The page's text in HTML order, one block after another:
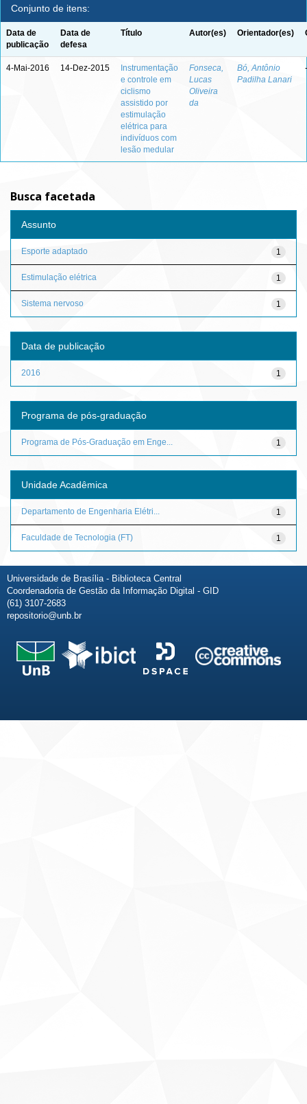
Conjunto de itens:
Data de
publicação
Data de
defesa
Título Autor(es) Orientador(es)
4-Mai-2016 14-Dez-2015
Instrumentação
e controle em
ciclismo
assistido por
estimulação
elétrica para
indivíduos com
lesão medular
Fonseca,
Lucas
Oliveira
da
Bó, Antônio
Padilha Lanari
-
Busca facetada
Assunto
1
Esporte adaptado
1
Estimulação elétrica
1
Sistema nervoso
Data de publicação
1
2016
Programa de pós-graduação
1
Programa de Pós-Graduação em Enge...
Unidade Acadêmica
1
Departamento de Engenharia Elétri...
1
Faculdade de Tecnologia (FT)
Universidade de Brasília - Biblioteca Central
Coordenadoria de Gestão da Informação Digital - GID
(61) 3107-2683
repositorio@unb.br